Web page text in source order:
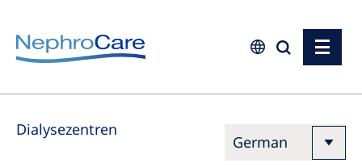
Europe
Czech Republic
Dialysezentren